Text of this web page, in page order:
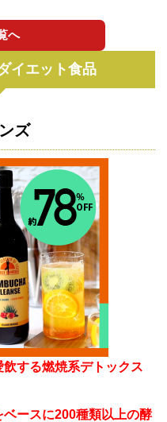
へ
イエット食品
ズ
する燃焼系デトックス
ースに200種類以上の酵